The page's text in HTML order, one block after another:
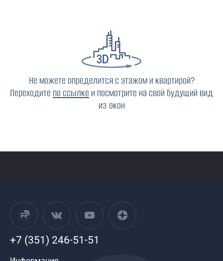
Не можете определится с этажом и квартирой?
Переходите по ссылке и посмотрите на свой будущий вид
из окон
+7 (351) 246-51-51